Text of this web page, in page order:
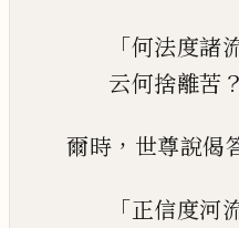
「何法度諸
云何捨離苦 ？
爾時 ， 世尊說偈
「正信度河